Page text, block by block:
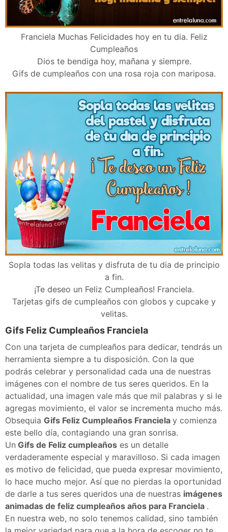
Franciela Muchas Felicidades hoy en tu dia. Feliz
Cumpleaños
Dios te bendiga hoy, mañana y siempre.
Gifs de cumpleaños con una rosa roja con mariposa.
Sopla todas las velitas y disfruta de tu dia de principio
a fin.
¡Te deseo un Feliz Cumpleaños! Franciela.
Tarjetas gifs de cumpleaños con globos y cupcake y
velitas.
Gifs Feliz Cumpleaños Franciela
Con una tarjeta de cumpleaños para dedicar, tendrás un
herramienta siempre a tu disposición. Con la que
podrás celebrar y personalidad cada una de nuestras
imágenes con el nombre de tus seres queridos. En la
actualidad, una imagen vale más que mil palabras y si le
agregas movimiento, el valor se incrementa mucho más.
Obsequia Gifs Feliz Cumpleaños Franciela y comienza
este bello día, contagiando una gran sonrisa.
Un Gifs de Feliz cumpleaños es un detalle
verdaderamente especial y maravilloso. Si cada imagen
es motivo de felicidad, que pueda expresar movimiento,
lo hace mucho mejor. Así que no pierdas la oportunidad
de darle a tus seres queridos una de nuestras imágenes
animadas de feliz cumpleaños años para Franciela .
En nuestra web, no solo tenemos calidad, sino también